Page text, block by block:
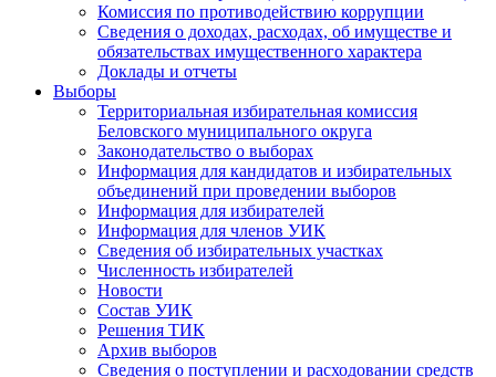
Комиссия по противодействию коррупции
Сведения о доходах, расходах, об имуществе и
обязательствах имущественного характера
Доклады и отчеты
Выборы
Территориальная избирательная комиссия
Беловского муниципального округа
Законодательство о выборах
Информация для кандидатов и избирательных
объединений при проведении выборов
Информация для избирателей
Информация для членов УИК
Сведения об избирательных участках
Численность избирателей
Новости
Состав УИК
Решения ТИК
Архив выборов
Сведения о поступлении и расходовании средств